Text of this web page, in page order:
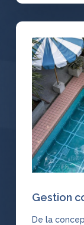
Gestion
De la